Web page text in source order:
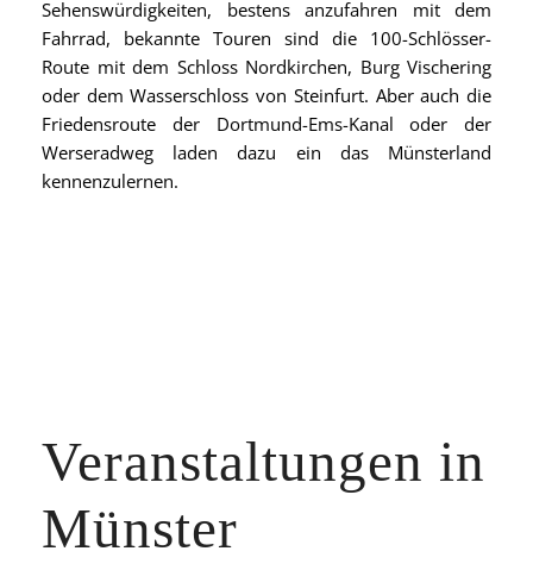
Sehenswürdigkeiten, bestens anzufahren mit dem
Fahrrad, bekannte Touren sind die 100-Schlösser-
Route mit dem Schloss Nordkirchen, Burg Vischering
oder dem Wasserschloss von Steinfurt. Aber auch die
Friedensroute der Dortmund-Ems-Kanal oder der
Werseradweg laden dazu ein das Münsterland
kennenzulernen.
Veranstaltungen in
Münster